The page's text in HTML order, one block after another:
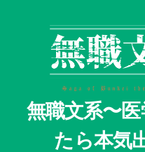
無職文系〜
たら本気